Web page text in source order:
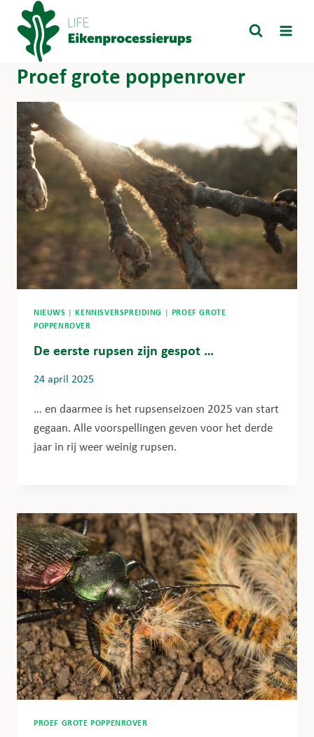
Doorgaan
naar
inhoud
Proef grote poppenrover
NIEUWS |KENNISVERSPREIDING | PROEF GROTE
POPPENROVER
De eerste rupsen zijn gespot …
24 april 2025
… en daarmee is het rupsenseizoen 2025 van start
gegaan. Alle voorspellingen geven voor het derde
jaar in rij weer weinig rupsen.
PROEF GROTE POPPENROVER